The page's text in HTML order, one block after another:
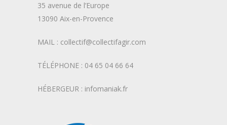
35 avenue de l’Europe
13090 Aix-en-Provence
MAIL : collectif@collectifagir.com
TÉLÉPHONE : 04 65 04 66 64
HÉBERGEUR : infomaniak.fr